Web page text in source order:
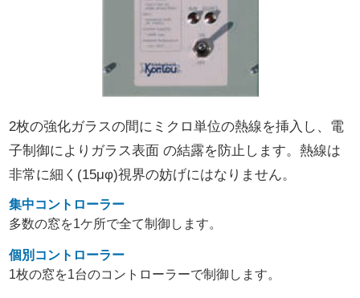
2枚の強化ガラスの間にミクロ単位の熱線を挿入し、電
子制御によりガラス表面 の結露を防止します。熱線は
非常に細く(15μφ)視界の妨げにはなりません。
集中コントローラー
多数の窓を1ケ所で全て制御します。
個別コントローラー
1枚の窓を1台のコントローラーで制御します。